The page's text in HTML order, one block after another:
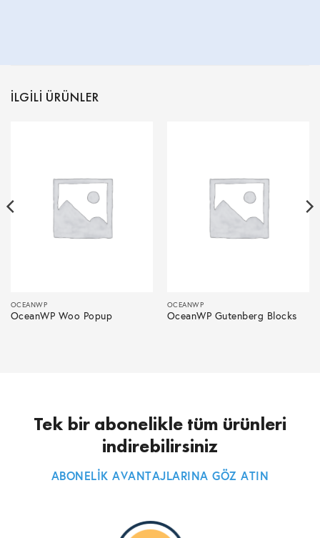
İLGILI ÜRÜNLER
OCEANWP
OceanWP Woo Popup
OCEANWP
OceanWP Gutenberg Blocks
Tek bir abonelikle tüm ürünleri
indirebilirsiniz
ABONELİK AVANTAJLARINA GÖZ ATIN